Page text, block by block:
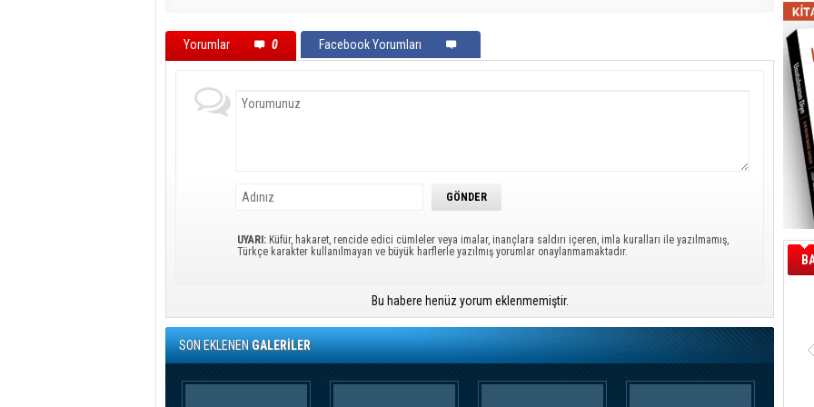
Yorumlar 0 Facebook Yorumları
UYARI: Küfür, hakaret, rencide edici cümleler veya imalar, inançlara saldırı içeren, imla kuralları ile yazılmamış,
Türkçe karakter kullanılmayan ve büyük harflerle yazılmış yorumlar onaylanmamaktadır.
Bu habere henüz yorum eklenmemiştir.
SON EKLENENGALERİLER